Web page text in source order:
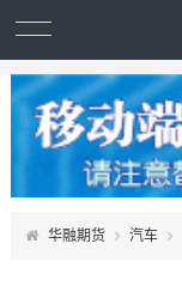
华融期货 汽车